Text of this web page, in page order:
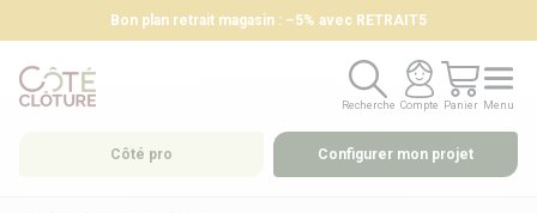
Bon plan retrait magasin : –5% avec RETRAIT5
Recherche
Recherche
Compte
Compte
Panier
Panier
Menu
Menu
Côté pro Configurer mon projet